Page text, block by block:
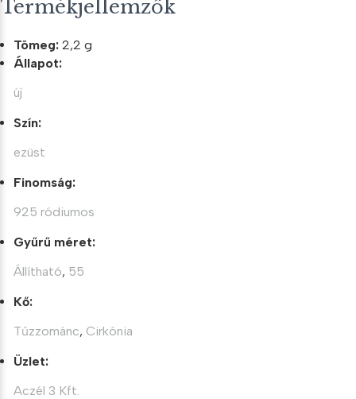
Termékjellemzők
Tömeg: 2,2 g
Állapot:
új
Szín:
ezüst
Finomság:
925 ródiumos
Gyűrű méret:
Állítható, 55
Kő:
Tűzzománc, Cirkónia
Üzlet:
Aczél 3 Kft.